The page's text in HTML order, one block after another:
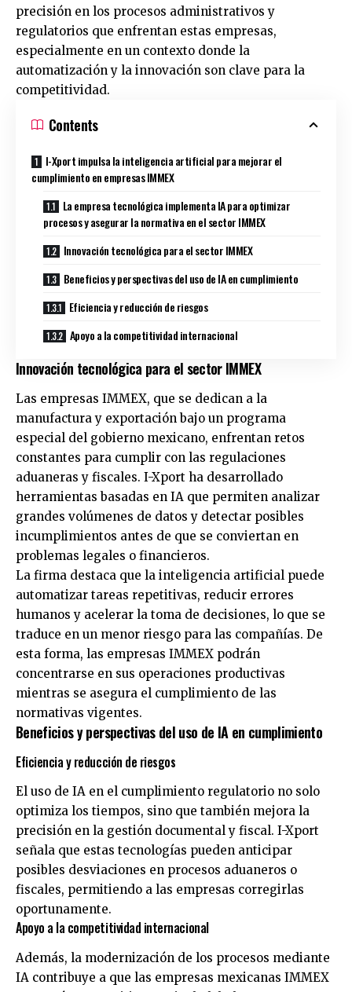
precisión en los procesos administrativos y
regulatorios que enfrentan estas empresas,
especialmente en un contexto donde la
automatización y la innovación son clave para la
competitividad.
Contents
I-Xport impulsa la inteligencia artificial para mejorar el
cumplimiento en empresas IMMEX
La empresa tecnológica implementa IA para optimizar
procesos y asegurar la normativa en el sector IMMEX
Innovación tecnológica para el sector IMMEX
Beneficios y perspectivas del uso de IA en cumplimiento
Eficiencia y reducción de riesgos
Apoyo a la competitividad internacional
Innovación tecnológica para el sector IMMEX
Las empresas IMMEX, que se dedican a la
manufactura y exportación bajo un programa
especial del gobierno mexicano, enfrentan retos
constantes para cumplir con las regulaciones
aduaneras y fiscales. I-Xport ha desarrollado
herramientas basadas en IA que permiten analizar
grandes volúmenes de datos y detectar posibles
incumplimientos antes de que se conviertan en
problemas legales o financieros.
La firma destaca que la inteligencia artificial puede
automatizar tareas repetitivas, reducir errores
humanos y acelerar la toma de decisiones, lo que se
traduce en un menor riesgo para las compañías. De
esta forma, las empresas IMMEX podrán
concentrarse en sus operaciones productivas
mientras se asegura el cumplimiento de las
normativas vigentes.
Beneficios y perspectivas del uso de IA en cumplimiento
Eficiencia y reducción de riesgos
El uso de IA en el cumplimiento regulatorio no solo
optimiza los tiempos, sino que también mejora la
precisión en la gestión documental y fiscal. I-Xport
señala que estas tecnologías pueden anticipar
posibles desviaciones en procesos aduaneros o
fiscales, permitiendo a las empresas corregirlas
oportunamente.
Apoyo a la competitividad internacional
Además, la modernización de los procesos mediante
IA contribuye a que las empresas mexicanas IMMEX